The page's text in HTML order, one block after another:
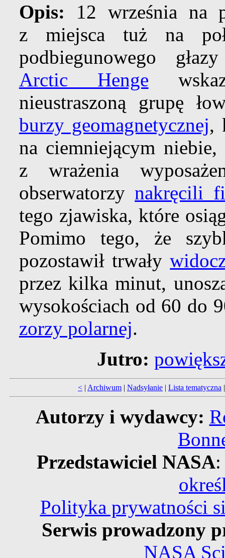
Opis: 12 września na
z miejsca tuż na
podbiegunowego
Arctic Henge
nieustraszoną grupę
burzy geomagnetycznej,
na ciemniejącym
z wrażenia
obserwatorzy nakręcili
tego zjawiska, które
Pomimo tego, że
pozostawił trwały
przez kilka minut,
wysokościach od 60 do
zorzy polarnej.
Jutro:
< | Archiwum | Nadsyłanie | Lista tematyczna
Autorzy i wydawcy:
Przedstawiciel NASA
Polityka prywatności
Serwis prowadzony
NASA